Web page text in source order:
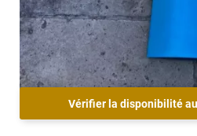
Vérifier la disponibilité